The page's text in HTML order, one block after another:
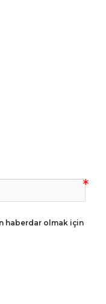
haberdar olmak için